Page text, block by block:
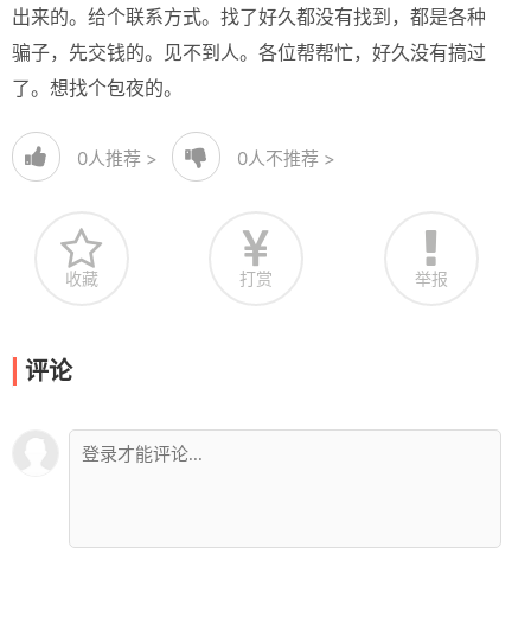
出来的。给个联系方式。找了好久都没有找到，都是各种
骗子，先交钱的。见不到人。各位帮帮忙，好久没有搞过
了。想找个包夜的。
0人推荐 > 0人不推荐 >
收藏 打赏 举报
评论